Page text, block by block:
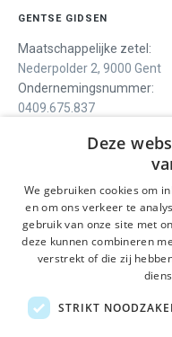
GENTSE GIDSEN
Maatschappelijke zetel:
Nederpolder 2, 9000 Gent
Ondernemingsnummer:
0409.675.837
ONS AANBOD
Rondleidingen
Dagprogramma
Activiteiten
Deze
We gebruiken cookies om
en om ons verkeer te
gebruik van onze site met
deze kunnen combineren
verstrekt of die zij
STRIKT